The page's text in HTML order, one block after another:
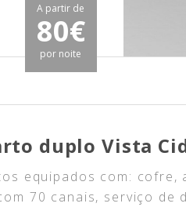
A partir de
80€
por noite
duplo Vista
equipados com:
70 canais, serviço